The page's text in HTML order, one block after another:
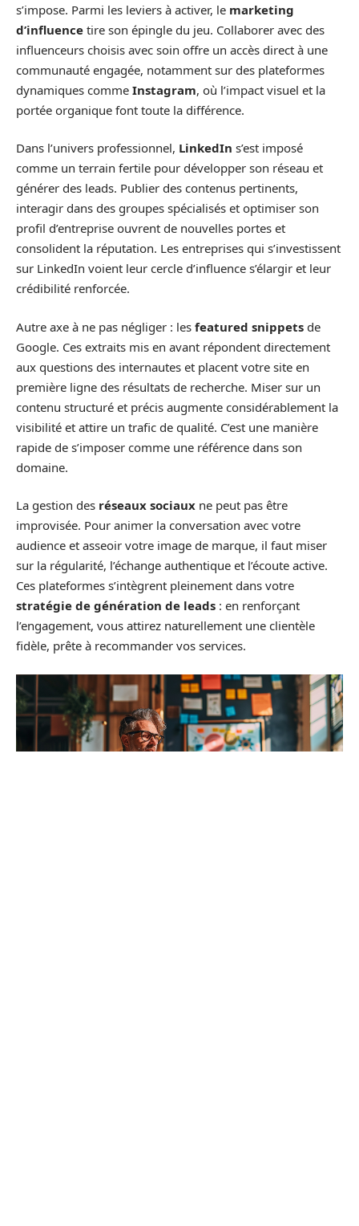
s’impose. Parmi les leviers à activer, le marketing
d’influence tire son épingle du jeu. Collaborer avec des
influenceurs choisis avec soin offre un accès direct à une
communauté engagée, notamment sur des plateformes
dynamiques comme Instagram, où l’impact visuel et la
portée organique font toute la différence.
Dans l’univers professionnel, LinkedIn s’est imposé
comme un terrain fertile pour développer son réseau et
générer des leads. Publier des contenus pertinents,
interagir dans des groupes spécialisés et optimiser son
profil d’entreprise ouvrent de nouvelles portes et
consolident la réputation. Les entreprises qui s’investissent
sur LinkedIn voient leur cercle d’influence s’élargir et leur
crédibilité renforcée.
Autre axe à ne pas négliger : les featured snippets de
Google. Ces extraits mis en avant répondent directement
aux questions des internautes et placent votre site en
première ligne des résultats de recherche. Miser sur un
contenu structuré et précis augmente considérablement la
visibilité et attire un trafic de qualité. C’est une manière
rapide de s’imposer comme une référence dans son
domaine.
La gestion des réseaux sociaux ne peut pas être
improvisée. Pour animer la conversation avec votre
audience et asseoir votre image de marque, il faut miser
sur la régularité, l’échange authentique et l’écoute active.
Ces plateformes s’intègrent pleinement dans votre
stratégie de génération de leads : en renforçant
l’engagement, vous attirez naturellement une clientèle
fidèle, prête à recommander vos services.